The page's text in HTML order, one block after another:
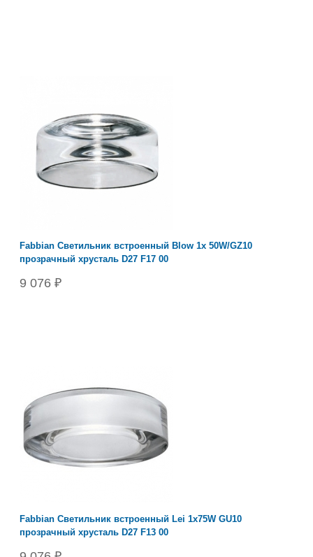
Fabbian Светильник встроенный Blow 1х 50W/GZ10
прозрачный хрусталь D27 F17 00
9 076 ₽
Fabbian Светильник встроенный Lei 1x75W GU10
прозрачный хрусталь D27 F13 00